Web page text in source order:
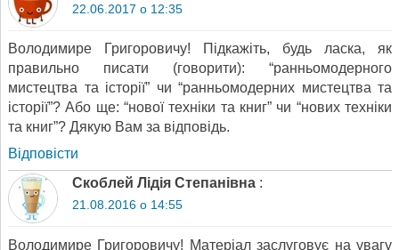
22.06.2017 о 12:35
Володимире Григоровичу! Підкажіть, будь ласка, як
правильно писати (говорити): “ранньомодерного
мистецтва та історії” чи “ранньомодерних мистецтва та
історії”? Або ще: “нової техніки та книг” чи “нових техніки
та книг”? Дякую Вам за відповідь.
Відповіcти
Скоблей Лідія Степанівна :
21.08.2016 о 14:55
Володимире Григоровичу! Матеріал заслуговує на увагу